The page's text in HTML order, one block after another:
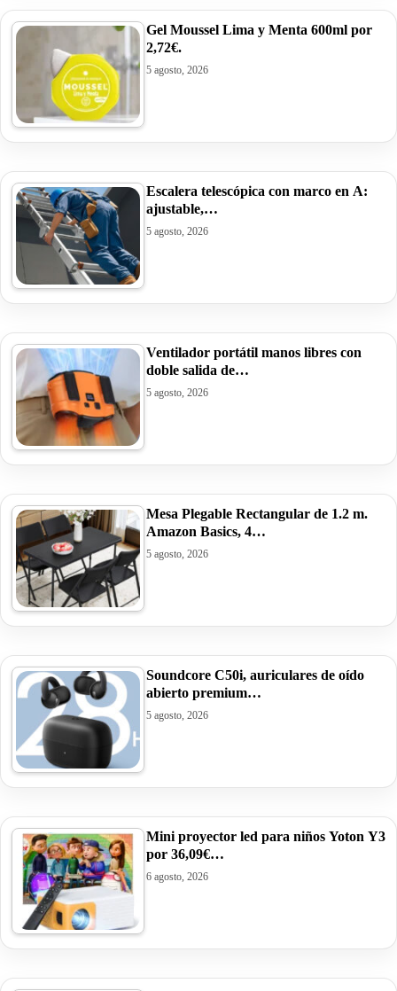
Gel Moussel Lima y Menta 600ml por
2,72€.
5 agosto, 2026
Escalera telescópica con marco en A:
ajustable,…
5 agosto, 2026
Ventilador portátil manos libres con
doble salida de…
5 agosto, 2026
Mesa Plegable Rectangular de 1.2 m.
Amazon Basics, 4…
5 agosto, 2026
Soundcore C50i, auriculares de oído
abierto premium…
5 agosto, 2026
Mini proyector led para niños Yoton Y3
por 36,09€…
6 agosto, 2026